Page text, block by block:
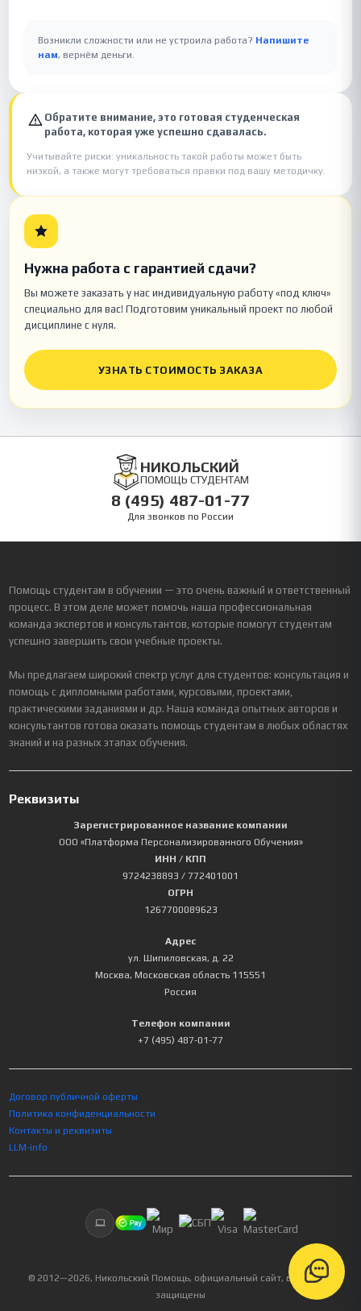
Возникли сложности или не устроила работа? Напишите
нам, вернём деньги.
Обратите внимание, это готовая студенческая
работа, которая уже успешно сдавалась.
Учитывайте риски: уникальность такой работы может быть
низкой, а также могут требоваться правки под вашу методичку.
Нужна работа с гарантией сдачи?
Вы можете заказать у нас индивидуальную работу «под ключ»
специально для вас! Подготовим уникальный проект по любой
дисциплине с нуля.
УЗНАТЬ СТОИМОСТЬ ЗАКАЗА
НИКОЛЬСКИЙ
ПОМОЩЬ СТУДЕНТАМ
8 (495) 487-01-77
Для звонков по России
Помощь студентам в обучении — это очень важный и ответственный
процесс. В этом деле может помочь наша профессиональная
команда экспертов и консультантов, которые помогут студентам
успешно завершить свои учебные проекты.
Мы предлагаем широкий спектр услуг для студентов: консультация и
помощь с дипломными работами, курсовыми, проектами,
практическими заданиями и др. Наша команда опытных авторов и
консультантов готова оказать помощь студентам в любых областях
знаний и на разных этапах обучения.
Реквизиты
Зарегистрированное название компании
ООО «Платформа Персонализированного Обучения»
ИНН / КПП
9724238893 / 772401001
ОГРН
1267700089623
Адрес
ул. Шипиловская, д. 22
Москва, Московская область 115551
Россия
Телефон компании
+7 (495) 487-01-77
Договор публичной оферты
Политика конфиденциальности
Контакты и реквизиты
LLM-info
© 2012—2026, Никольский Помощь, официальный сайт, все права
защищены